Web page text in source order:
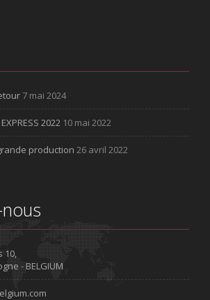
7 mai 2024
2022 10 mai 2022
production 26 avril 2022
10,
- BELGIUM